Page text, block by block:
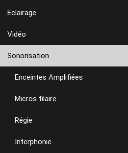
Eclairage
Vidéo
Sonorisation
Enceintes Amplifiées
Micros filaire
Régie
Interphonie